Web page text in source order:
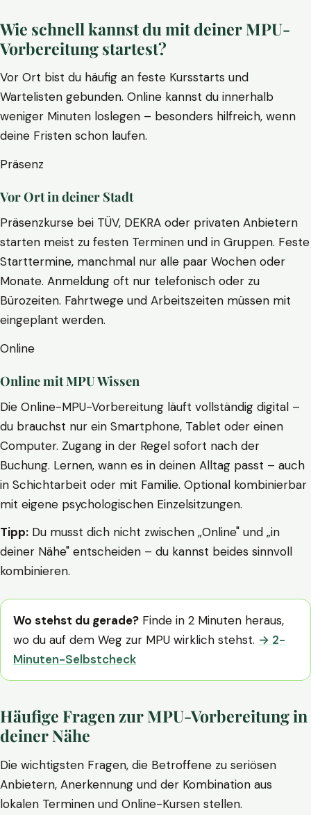
Wie schnell kannst du mit deiner MPU-
Vorbereitung startest?
Vor Ort bist du häufig an feste Kursstarts und
Wartelisten gebunden. Online kannst du innerhalb
weniger Minuten loslegen – besonders hilfreich, wenn
deine Fristen schon laufen.
Präsenz
Vor Ort in deiner Stadt
Präsenzkurse bei TÜV, DEKRA oder privaten Anbietern
starten meist zu festen Terminen und in Gruppen. Feste
Starttermine, manchmal nur alle paar Wochen oder
Monate. Anmeldung oft nur telefonisch oder zu
Bürozeiten. Fahrtwege und Arbeitszeiten müssen mit
eingeplant werden.
Online
Online mit MPU Wissen
Die Online-MPU-Vorbereitung läuft vollständig digital –
du brauchst nur ein Smartphone, Tablet oder einen
Computer. Zugang in der Regel sofort nach der
Buchung. Lernen, wann es in deinen Alltag passt – auch
in Schichtarbeit oder mit Familie. Optional kombinierbar
mit eigene psychologischen Einzelsitzungen.
Tipp: Du musst dich nicht zwischen „Online" und „in
deiner Nähe" entscheiden – du kannst beides sinnvoll
kombinieren.
Wo stehst du gerade? Finde in 2 Minuten heraus,
wo du auf dem Weg zur MPU wirklich stehst. → 2-
Minuten-Selbstcheck
Häufige Fragen zur MPU-Vorbereitung in
deiner Nähe
Die wichtigsten Fragen, die Betroffene zu seriösen
Anbietern, Anerkennung und der Kombination aus
lokalen Terminen und Online-Kursen stellen.